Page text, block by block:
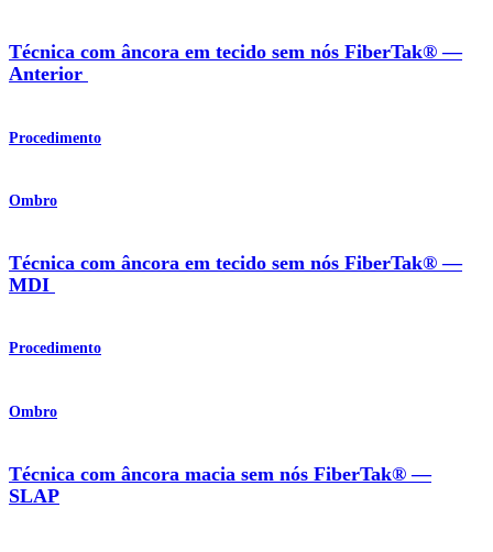
Técnica com âncora em tecido sem nós FiberTak® —
Anterior
Procedimento
Ombro
Técnica com âncora em tecido sem nós FiberTak® —
MDI
Procedimento
Ombro
Técnica com âncora macia sem nós FiberTak® —
SLAP